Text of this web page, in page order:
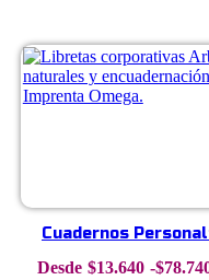
Cuadernos
$13.640 -$